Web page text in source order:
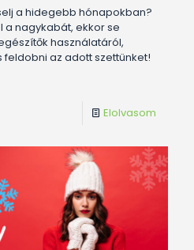
a hidegebb hónapokban?
a nagykabát, ekkor se
használatáról,
az adott szettünket!
Elolvasom